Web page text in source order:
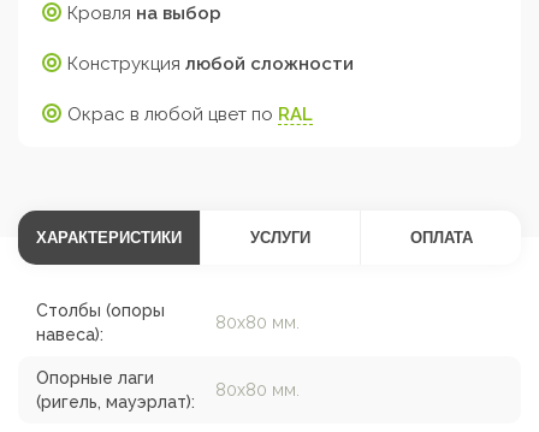
Кровля на выбор
Конструкция любой сложности
Окрас в любой цвет по RAL
ХАРАКТЕРИСТИКИ УСЛУГИ ОПЛАТА
Столбы (опоры
навеса):
80х80 мм.
Опорные лаги
(ригель, мауэрлат):
80х80 мм.